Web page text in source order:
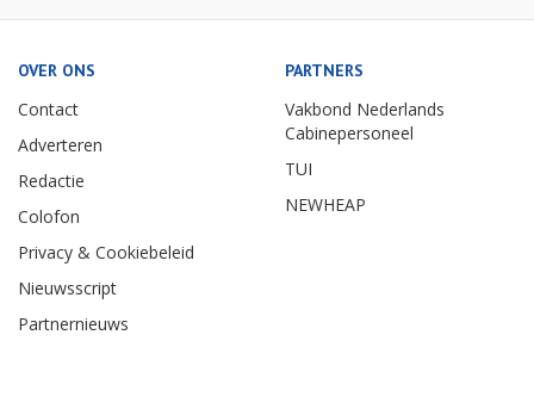
OVER ONS
Contact
Adverteren
Redactie
Colofon
Privacy & Cookiebeleid
Nieuwsscript
Partnernieuws
PARTNERS
Vakbond Nederlands
Cabinepersoneel
TUI
NEWHEAP